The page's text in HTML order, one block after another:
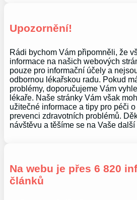
Upozornění!
Rádi bychom Vám připomněli, že
informace na našich webových
pouze pro informační účely a
odbornou lékařskou radu. Pokud
problémy, doporučujeme Vám
lékaře. Naše stránky Vám však
užitečné informace a tipy pro péči
prevenci zdravotních problémů.
návštěvu a těšíme se na Vaše další
Na webu je přes 6 820
článků